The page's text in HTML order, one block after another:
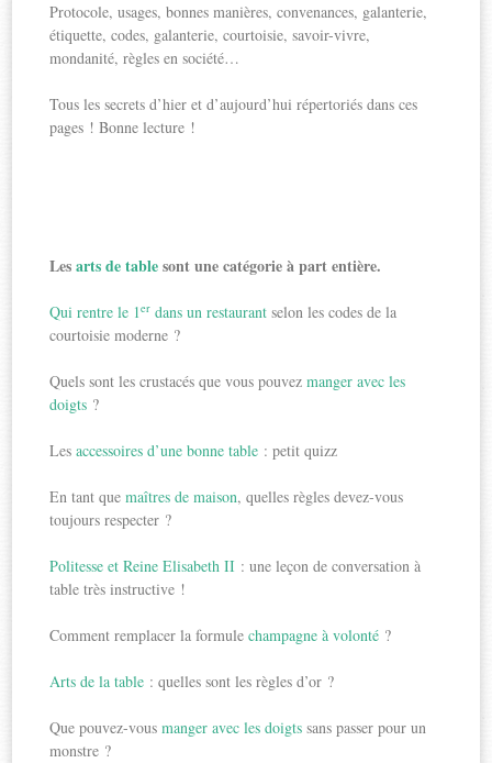
Protocole, usages, bonnes manières, convenances, galanterie,
étiquette, codes, galanterie, courtoisie, savoir-vivre,
mondanité, règles en société…
Tous les secrets d’hier et d’aujourd’hui répertoriés dans ces
pages ! Bonne lecture !
Lesarts de tablesont une catégorie à part entière.
Qui rentre le 1er dans un restaurant selon les codes de la
courtoisie moderne ?
Quels sont les crustacés que vous pouvezmanger avec les
doigts ?
Lesaccessoires d’une bonne table : petit quizz
En tant quemaîtres de maison, quelles règles devez-vous
toujours respecter ?
Politesse et Reine Elisabeth II : une leçon de conversation à
table très instructive !
Comment remplacer la formulechampagne à volonté ?
Arts de la table : quelles sont les règles d’or ?
Que pouvez-vousmanger avec les doigts sans passer pour un
monstre ?